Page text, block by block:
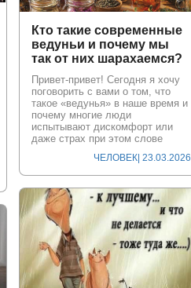
Кто такие современные
ведуньи и почему мы
так от них шарахаемся?
Привет-привет! Сегодня я хочу
поговорить с вами о том, что
такое «ведунья» в наше время и
почему многие люди
испытывают дискомфорт или
даже страх при этом слове
ЧЕЛОВЕК| 23.03.2026